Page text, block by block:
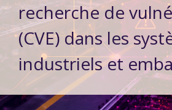
recherche de
(CVE) dans les
industriels et